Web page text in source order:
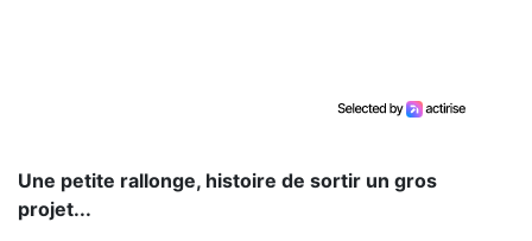
Une petite rallonge, histoire de sortir un gros
projet...